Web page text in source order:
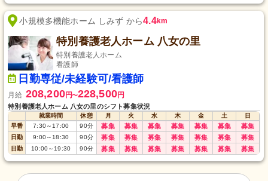
小規模多機能ホーム しみず から4.4km
特別養護老人ホーム 八女の里
特別養護老人ホーム
看護師
日勤専従/未経験可/看護師
月給 208,200円〜228,500円
特別養護老人ホーム 八女の里のシフト募集状況
就業時間 休憩 月 火 水 木 金 土
日
早番
7:30～17:00 90分 募集 募集 募集 募集 募集 募集 募集
日勤 9:00～18:30 90分 募集 募集 募集 募集 募集 募集 募集
日勤 10:00～19:30 90分 募集 募集 募集 募集 募集 募集 募集